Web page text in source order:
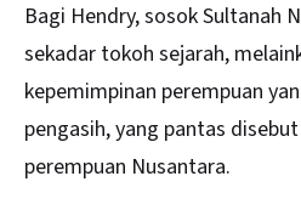
Bagi Hendry, sosok Sultanah
sekadar tokoh sejarah,
kepemimpinan perempuan
pengasih, yang pantas
perempuan Nusantara.